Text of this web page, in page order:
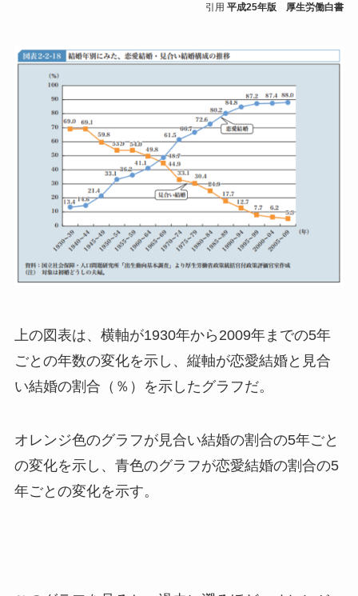
引用 平成25年版 厚生労働白書
上の図表は、横軸が1930年から2009年までの5年
ごとの年数の変化を示し、縦軸が恋愛結婚と見合
い結婚の割合（％）を示したグラフだ。
オレンジ色のグラフが見合い結婚の割合の5年ごと
の変化を示し、青色のグラフが恋愛結婚の割合の5
年ごとの変化を示す。